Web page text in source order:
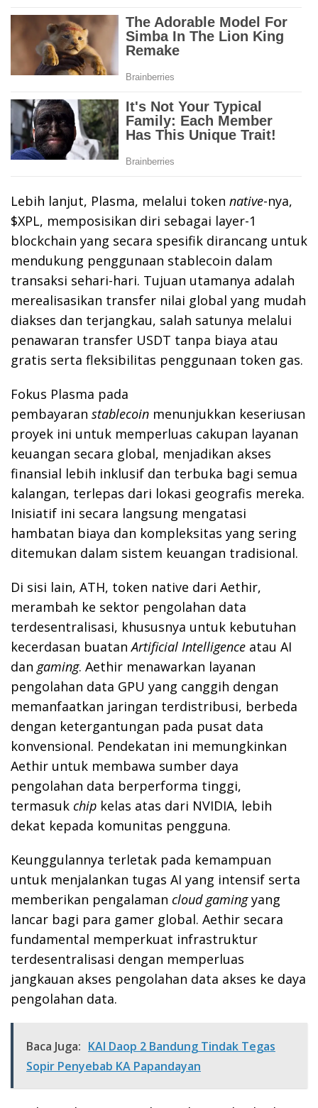
Lebih lanjut, Plasma, melalui token native-nya,
$XPL, memposisikan diri sebagai layer-1
blockchain yang secara spesifik dirancang untuk
mendukung penggunaan stablecoin dalam
transaksi sehari-hari. Tujuan utamanya adalah
merealisasikan transfer nilai global yang mudah
diakses dan terjangkau, salah satunya melalui
penawaran transfer USDT tanpa biaya atau
gratis serta fleksibilitas penggunaan token gas.
Fokus Plasma pada
pembayaran stablecoin menunjukkan keseriusan
proyek ini untuk memperluas cakupan layanan
keuangan secara global, menjadikan akses
finansial lebih inklusif dan terbuka bagi semua
kalangan, terlepas dari lokasi geografis mereka.
Inisiatif ini secara langsung mengatasi
hambatan biaya dan kompleksitas yang sering
ditemukan dalam sistem keuangan tradisional.
Di sisi lain, ATH, token native dari Aethir,
merambah ke sektor pengolahan data
terdesentralisasi, khususnya untuk kebutuhan
kecerdasan buatanArtificial Intelligence atau AI
dan gaming. Aethir menawarkan layanan
pengolahan data GPU yang canggih dengan
memanfaatkan jaringan terdistribusi, berbeda
dengan ketergantungan pada pusat data
konvensional. Pendekatan ini memungkinkan
Aethir untuk membawa sumber daya
pengolahan data berperforma tinggi,
termasuk chip kelas atas dari NVIDIA, lebih
dekat kepada komunitas pengguna.
Keunggulannya terletak pada kemampuan
untuk menjalankan tugas AI yang intensif serta
memberikan pengalaman cloud gamingyang
lancar bagi para gamer global. Aethir secara
fundamental memperkuat infrastruktur
terdesentralisasi dengan memperluas
jangkauan akses pengolahan data akses ke daya
pengolahan data.
Baca Juga: KAI Daop 2 Bandung Tindak Tegas
Sopir Penyebab KA Papandayan